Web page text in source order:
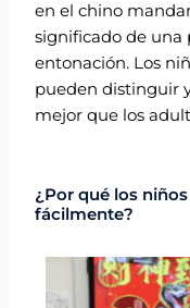
en el chino
significado de una
entonación. Los
pueden distinguir
mejor que los
¿Por qué los
fácilmente?